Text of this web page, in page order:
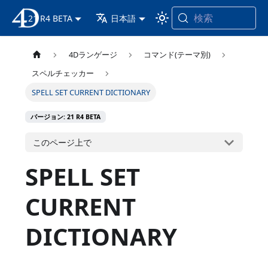
4D ドキュメンテーション
21 R4 BETA 日本語 検索
4Dランゲージ
コマンド(テーマ別)
スペルチェッカー
SPELL SET CURRENT DICTIONARY
バージョン: 21 R4 BETA
このページ上で
SPELL SET
CURRENT
DICTIONARY